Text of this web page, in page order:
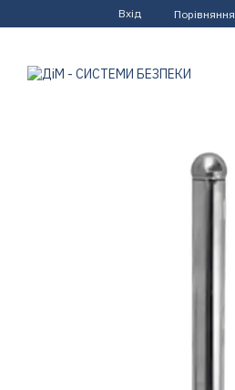
Перейти до основного контенту
Вхід Порівняння